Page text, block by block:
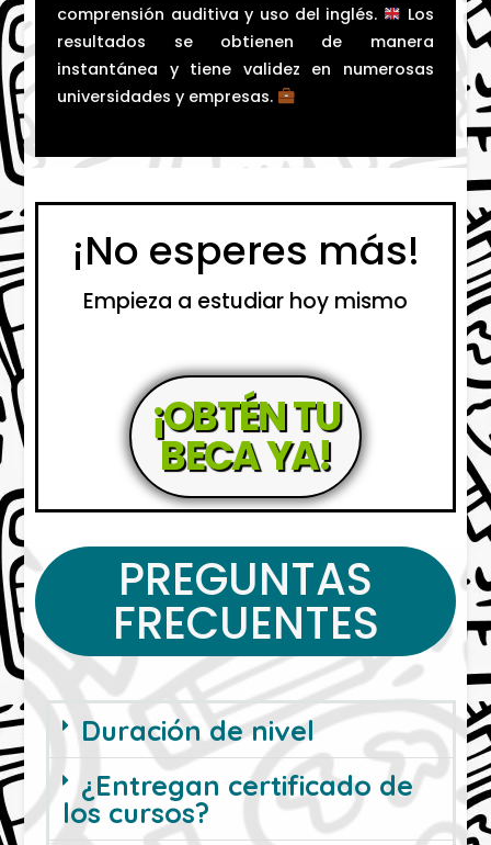
comprensión auditiva y uso del inglés.
Los
resultados se obtienen de manera
instantánea y tiene validez en numerosas
universidades y empresas.
¡No esperes más!
Empieza a estudiar hoy mismo
¡OBTÉN TU
BECA YA!
PREGUNTAS
FRECUENTES
Duración de nivel
¿Entregan certificado de
los cursos?